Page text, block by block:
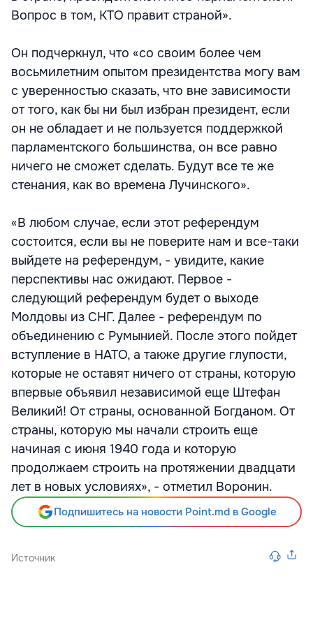
Вопрос в том, КТО правит страной».
Он подчеркнул, что «со своим более чем
восьмилетним опытом президентства могу вам
с уверенностью сказать, что вне зависимости
от того, как бы ни был избран президент, если
он не обладает и не пользуется поддержкой
парламентского большинства, он все равно
ничего не сможет сделать. Будут все те же
стенания, как во времена Лучинского».
«В любом случае, если этот референдум
состоится, если вы не поверите нам и все-таки
выйдете на референдум, - увидите, какие
перспективы нас ожидают. Первое -
следующий референдум будет о выходе
Молдовы из СНГ. Далее - референдум по
объединению с Румынией. После этого пойдет
вступление в НАТО, а также другие глупости,
которые не оставят ничего от страны, которую
впервые объявил независимой еще Штефан
Великий! От страны, основанной Богданом. От
страны, которую мы начали строить еще
начиная с июня 1940 года и которую
продолжаем строить на протяжении двадцати
лет в новых условиях», - отметил Воронин.
Подпишитесь на новости Point.md в Google
Источник